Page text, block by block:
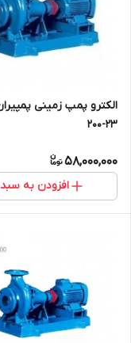
الکترو پمپ زمینی
23-200
58,000,000
افزودن به سبد